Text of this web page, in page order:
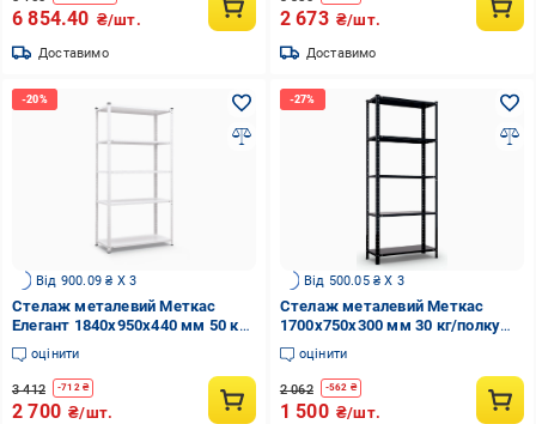
6 854.40 ₴/шт.
Доставимо
2 673 ₴/шт.
Доставимо
Від 900.09 ₴ X 3
Стелаж металевий Меткас
Елегант 1840х950х440 мм 50 кг/
полку (елегант 2)
оцінити
3 412 -712₴
2 700 ₴/шт.
Від 500.05 ₴ X 3
Стелаж металевий Меткас
1700x750x300 мм 30 кг/полку
Чорний
оцінити
2 062 -562 ₴
1 500 ₴/шт.